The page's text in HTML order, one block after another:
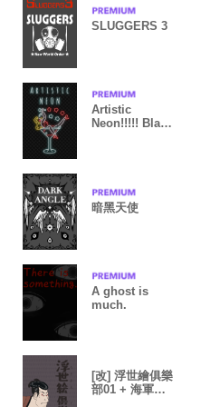
SLUGGERS 3
Artistic
Neon!!!!! Black
暗黑天使
A ghost is
much.
[改] 浮世繪俱樂
部01 + 海軍藍